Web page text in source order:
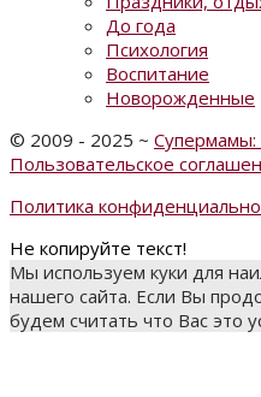
До года
Психология
Воспитание
Новорожденные
© 2009 - 2025 ~ Супермамы:
Пользовательское
Политика
Не копируйте текст!
Мы используем куки для
нашего сайта. Если Вы
будем считать что Вас это